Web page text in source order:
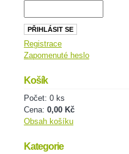
Registrace
Zapomenuté heslo
Košík
Počet: 0 ks
Cena: 0,00 Kč
Obsah košíku
Kategorie